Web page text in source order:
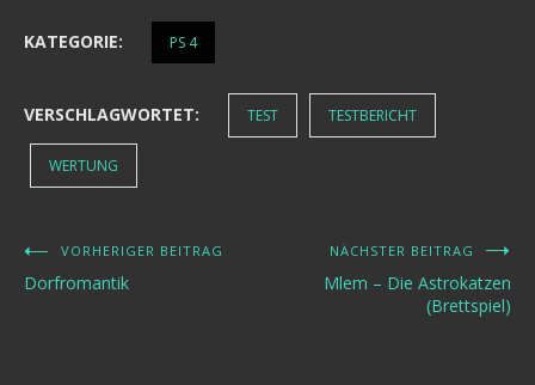
KATEGORIE: PS 4
VERSCHLAGWORTET: TEST TESTBERICHT
WERTUNG
Beitragsnavigation
VORHERIGER BEITRAG
Dorfromantik
NÄCHSTER BEITRAG
Mlem – Die Astrokatzen
(Brettspiel)